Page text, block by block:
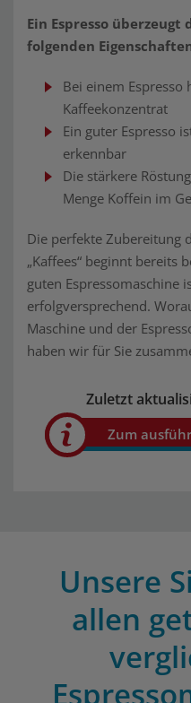
Ein Espresso
folgenden
Bei einem Espresso
Kaffeekonzentrat
Ein guter Espresso
erkennbar
Die stärkere
Menge Koffein im
Die perfekte Zubereitung
„Kaffees“ beginnt bereits
guten Espressomaschine
erfolgversprechend.
Maschine und der
haben wir für Sie
Zuletzt
Zum
Unsere
allen